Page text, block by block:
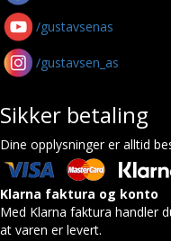
/gustavsenas
/gustavsen_as
Sikker betaling
Dine opplysninger er alltid
Klarna faktura og konto
Med Klarna faktura handler
at varen er levert.